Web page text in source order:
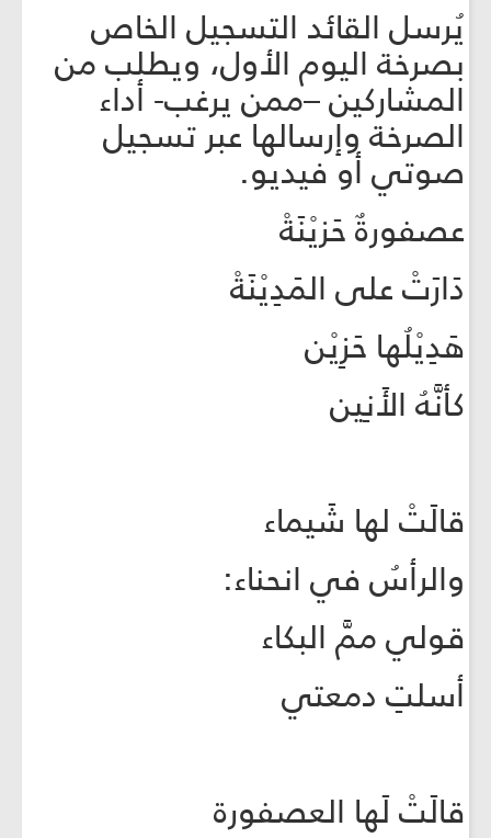
يُرسل القائد التسجيل الخاص
بصرخة اليوم الأول، ويطلب من
المشاركين –ممن يرغب- أداء
الصرخة وإرسالها عبر تسجيل
صوتي أو فيديو.
عصفورةٌ حَزيْنَةْ
دَارَتْ على المَدِيْنَةْ
هَدِيْلُها حَزِيْن
كأنَّهُ الأَنِين
قالَتْ لها شَيماء
والرأسُ في انحناء:
قولي ممَّ البكاء
أسلتِ دمعتي
قالَتْ لَها العصفورة